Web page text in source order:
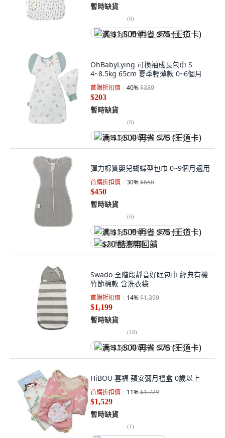
暫時缺貨
(6)
满 $1,500 再省 $75 (王道卡)
OhBabyLying 可換袖成長包巾 S
4~8.5kg 65cm 夏季輕薄款 0~6個月
首購折扣價 40%$339
$203
暫時缺貨
(6)
满 $1,500 再省 $75 (王道卡)
彈力棉質嬰兒蝴蝶型包巾 0~9個月適用
首購折扣價 30%$650
$450
暫時缺貨
(6)
满 $1,500 再省 $75 (王道卡)
$20 酷澎幣回饋
Swado 全階段靜音好眠包巾 經典有機
竹節棉款 含洗衣袋
首購折扣價 14%$1,399
$1,199
暫時缺貨
(18)
满 $1,500 再省 $75 (王道卡)
HiBOU 喜福 蘋安彌月禮盒 0歲以上
首購折扣價 11%$1,729
$1,529
暫時缺貨
(1)